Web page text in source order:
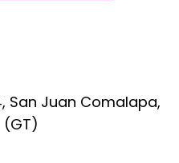
San Juan Comalapa,